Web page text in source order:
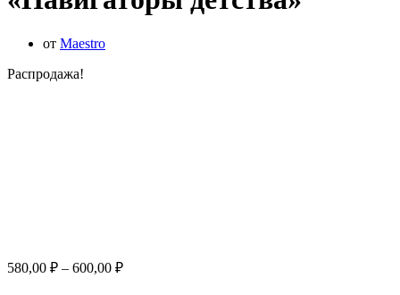
от Maestro
Распродажа!
580,00 ₽ – 600,00 ₽Диапазон